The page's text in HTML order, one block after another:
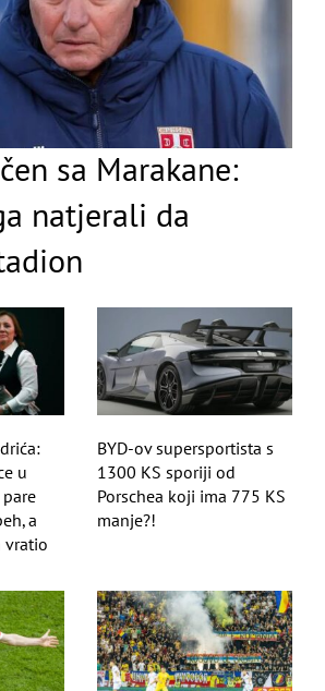
sa Marakane:
natjerali da
u
a
vratio
BYD-ov supersportista s
1300 KS sporiji od
Porschea koji ima 775 KS
manje?!